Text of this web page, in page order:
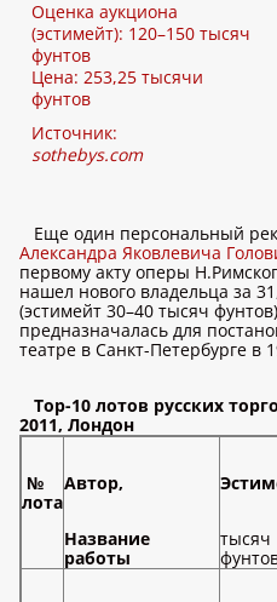
Оценка аукциона
(эстимейт): 120–150 тысяч
фунтов
Цена: 253,25 тысячи
фунтов
Источник:
sothebys.com
Еще один персональный
Александра Яковлевича
первому акту оперы
нашел нового владельца за
(эстимейт 30–40 тысяч
предназначалась для
театре в Санкт-Петербурге в
Тор-10 лотов русских
2011, Лондон
№
лота
Автор,
Название
работы
тысяч